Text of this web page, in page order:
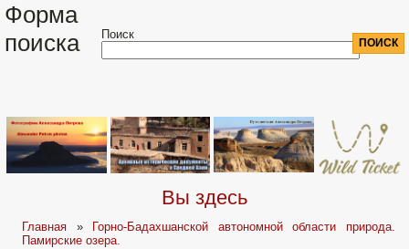
Форма
поиска
Поиск
Вы здесь
Главная »
Горно-Бадахшанской автономной области природа.
Памирские озера.